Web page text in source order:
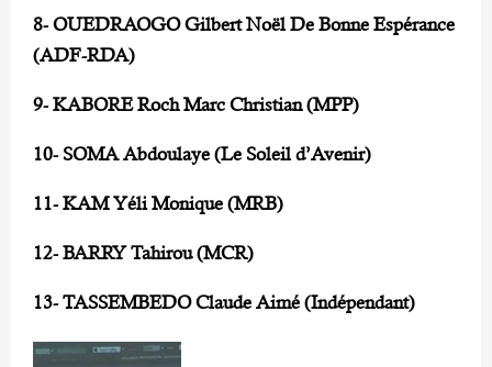
8- OUEDRAOGO Gilbert Noël De Bonne Espérance
(ADF-RDA)
9- KABORE Roch Marc Christian (MPP)
10- SOMA Abdoulaye (Le Soleil d’Avenir)
11- KAM Yéli Monique (MRB)
12- BARRY Tahirou (MCR)
13- TASSEMBEDO Claude Aimé (Indépendant)